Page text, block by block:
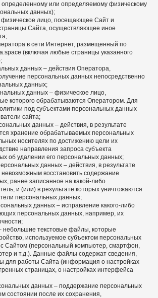
определенному или определяемому физическому
данных);
физическое лицо, посещающее Сайт и
Сайта, осуществляющее иное
в сети Интернет, размещенный по
(включая любые страницы указанного
данных – действия Оператора,
персональных данных непосредственно
данных;
данных – физическое лицо,
которого обрабатываются Оператором. Для
под субъектами персональных данных
сайта;
данных – действия, в результате
хранение обрабатываемых персональных
носителях по достижению цели их
направления запроса субъекта
об удалении его персональных данных;
данных – действия, в результате
невозможным восстановить содержание
ранее записанное на какой-либо
и (или) в результате которых уничтожаются
персональных данных;
данных – исправление какого-либо
персональных данных, например, их
небольшие текстовые файлы, которые
используемое субъектом персональных
Сайтом (персональный компьютер, смартфон,
и т.д.). Данные файлы содержат сведения,
для работы Сайта (информация о настройках
страницах, о настройках интерфейса
данных – поддержание персональных
состоянии после их сохранения,